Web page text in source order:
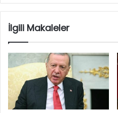
İlgili Makaleler